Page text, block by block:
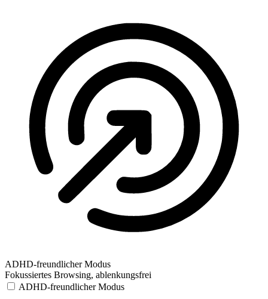
ADHD-freundlicher Modus
Fokussiertes Browsing, ablenkungsfrei
ADHD-freundlicher Modus